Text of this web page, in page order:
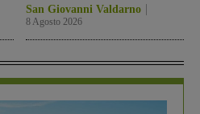
San Giovanni Valdarno
8 Agosto 2026